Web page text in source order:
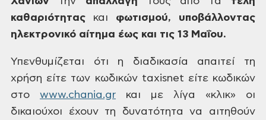
καθαριότητας και φωτισμού, υποβάλλοντας
ηλεκτρονικό αίτημα έως και τις 13 Μαΐου.
Υπενθυμίζεται ότι η διαδικασία απαιτεί τη
χρήση είτε των κωδικών taxisnet είτε κωδικών
στο
www.chania.gr και με λίγα «κλικ» οι
δικαιούχοι έχουντη δυνατότητα να αιτηθούν